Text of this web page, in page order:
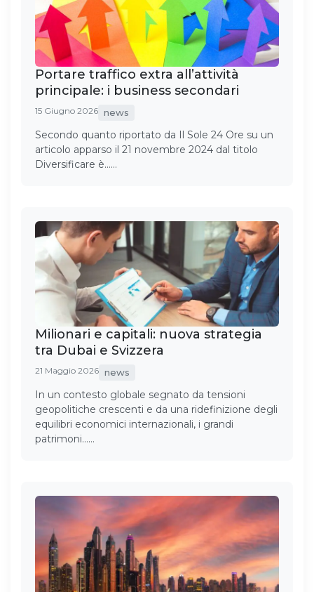
Portare traffico extra all’attività
principale: i business secondari
15 Giugno 2026 news
Secondo quanto riportato da Il Sole 24 Ore su un
articolo apparso il 21 novembre 2024 dal titolo
Diversificare è……
Milionari e capitali: nuova strategia
tra Dubai e Svizzera
21 Maggio 2026 news
In un contesto globale segnato da tensioni
geopolitiche crescenti e da una ridefinizione degli
equilibri economici internazionali, i grandi
patrimoni……